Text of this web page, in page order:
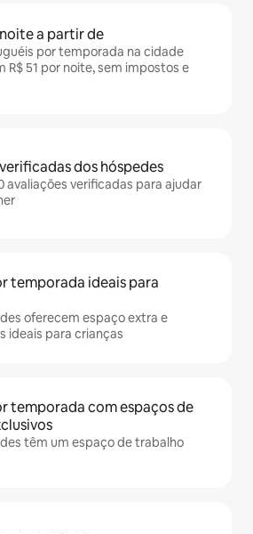
a partir de
por temporada na cidade
R$ 51 por noite, sem impostos e
dos hóspedes
avaliações verificadas para ajudar
temporada ideais para
oferecem espaço extra e
ideais para crianças
temporada com espaços de
têm um espaço de trabalho